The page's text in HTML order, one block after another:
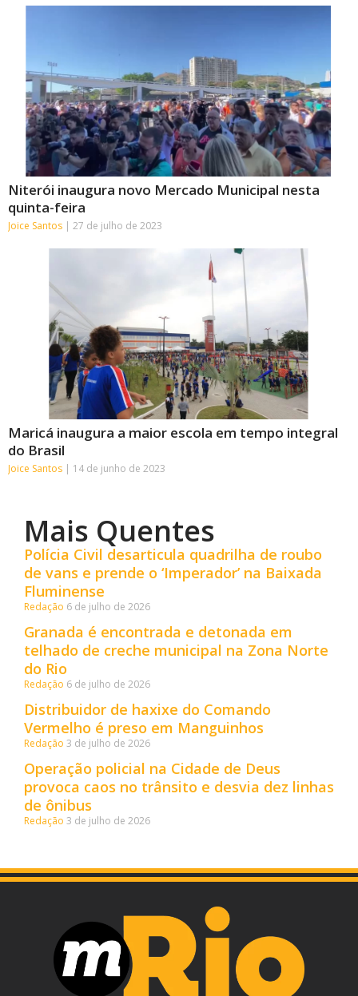
Niterói inaugura novo Mercado Municipal nesta
quinta-feira
Joice Santos 27 de julho de 2023
Maricá inaugura a maior escola em tempo integral
do Brasil
Joice Santos 14 de junho de 2023
Mais Quentes
Polícia Civil desarticula quadrilha de roubo
de vans e prende o ‘Imperador’ na Baixada
Fluminense
Redação 6 de julho de 2026
Granada é encontrada e detonada em
telhado de creche municipal na Zona Norte
do Rio
Redação 6 de julho de 2026
Distribuidor de haxixe do Comando
Vermelho é preso em Manguinhos
Redação 3 de julho de 2026
Operação policial na Cidade de Deus
provoca caos no trânsito e desvia dez linhas
de ônibus
Redação 3 de julho de 2026